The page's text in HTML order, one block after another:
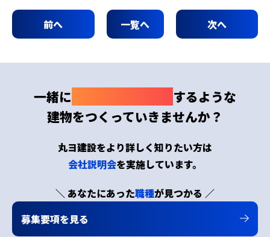
前へ 一覧へ 次へ
一緒に
するような
建物をつくっていきませんか？
丸ヨ建設をより詳しく知りたい方は
会社説明会を実施しています。
＼ あなたにあった職種が見つかる ／
募集要項を見る